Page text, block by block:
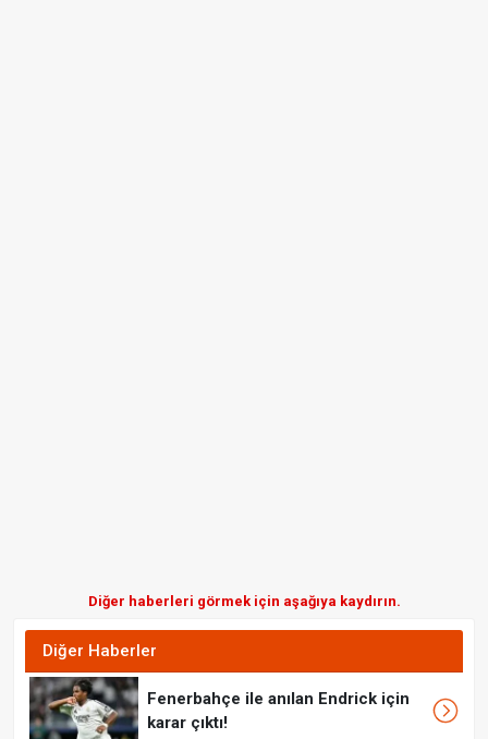
Diğer haberleri görmek için aşağıya kaydırın.
Diğer Haberler
Fenerbahçe ile anılan Endrick için
karar çıktı!